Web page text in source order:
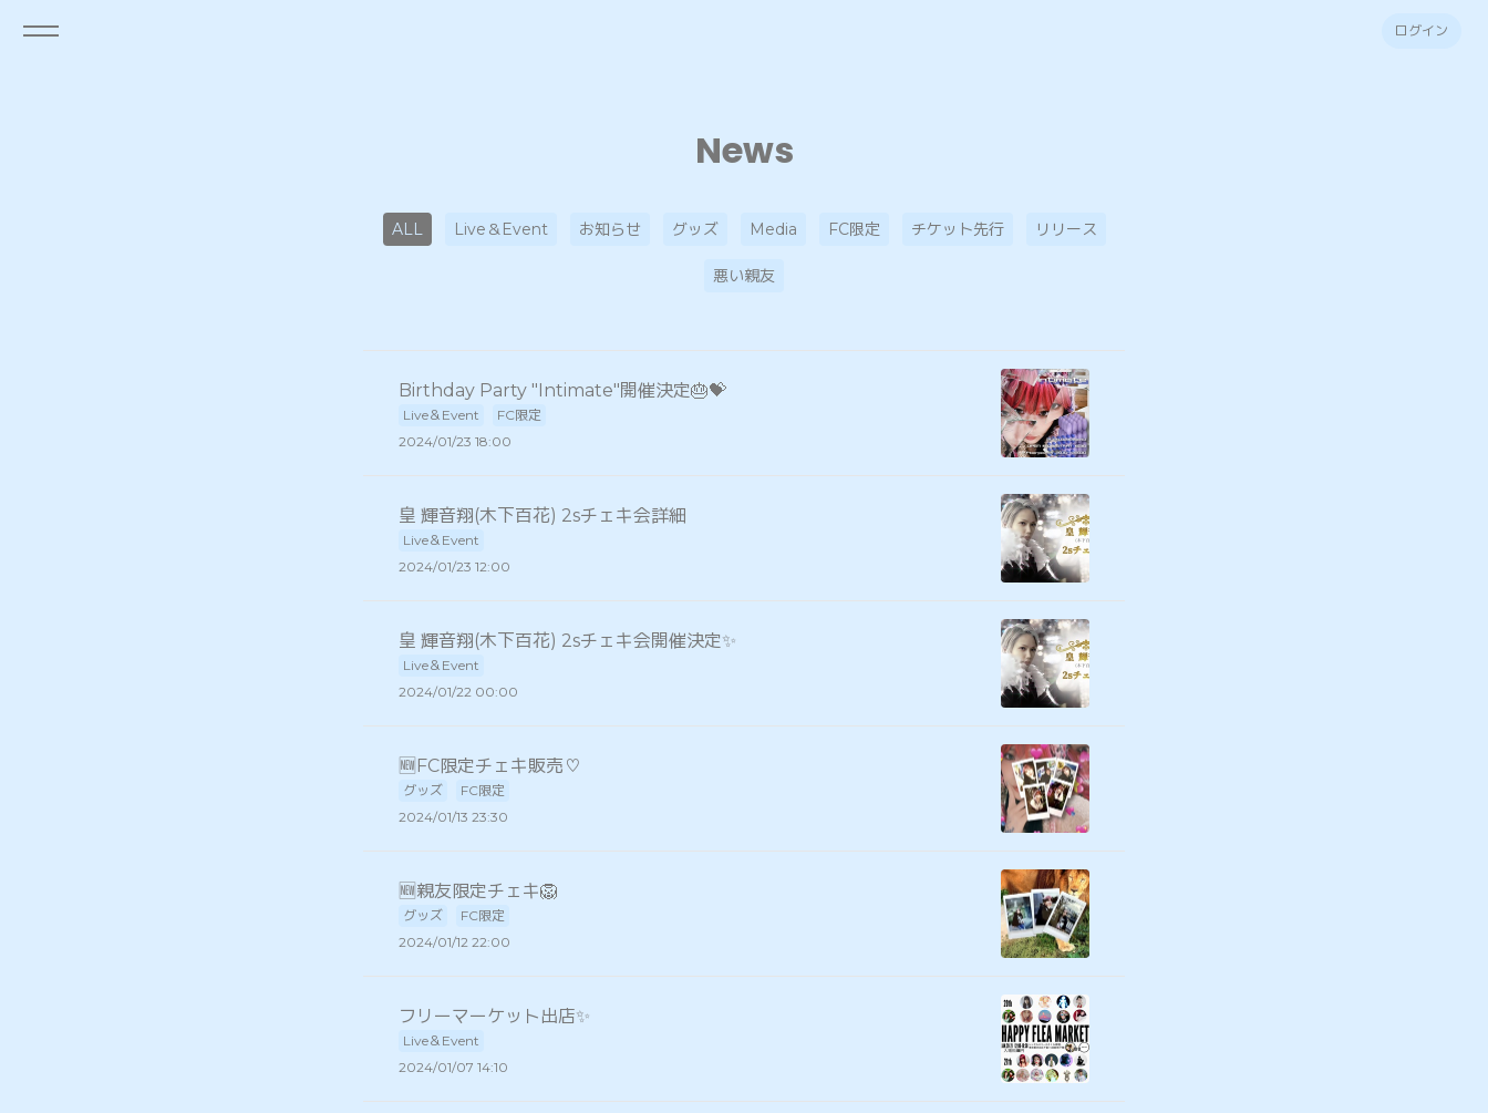
ログイン
News
ALL Live＆Event お知らせ グッズ Media FC限定 チケット先行 リリース
悪い親友
Birthday Party "Intimate"開催決定🎂💝
Live＆Event
FC限定
2024/01/23 18:00
皇 輝音翔(木下百花) 2sチェキ会詳細
Live＆Event
2024/01/23 12:00
皇 輝音翔(木下百花) 2sチェキ会開催決定✨
Live＆Event
2024/01/22 00:00
🆕FC限定チェキ販売♡
グッズ
FC限定
2024/01/13 23:30
🆕親友限定チェキ🦁
グッズ
FC限定
2024/01/12 22:00
フリーマーケット出店✨
Live＆Event
2024/01/07 14:10